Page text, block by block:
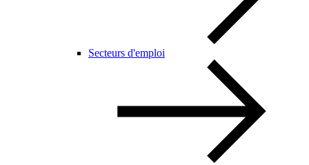
Secteurs d'emploi